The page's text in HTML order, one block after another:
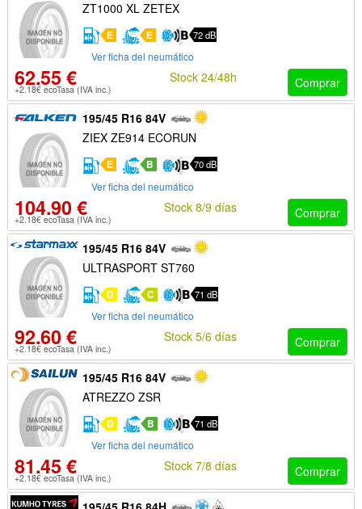
ZT1000 XL ZETEX
E E 72 dB
Ver ficha del neumático
62.55 €
+2.18€ ecoTasa (IVA inc.) Comprar
Stock 24/48h
195/45 R16 84V
ZIEX ZE914 ECORUN
E B 70 dB
Ver ficha del neumático
104.90 €
+2.18€ ecoTasa (IVA inc.) Comprar
Stock 8/9 días
195/45 R16 84V
ULTRASPORT ST760
D C 71 dB
Ver ficha del neumático
92.60 €
+2.18€ ecoTasa (IVA inc.) Comprar
Stock 5/6 días
195/45 R16 84V
ATREZZO ZSR
D B 71 dB
Ver ficha del neumático
81.45 €
+2.18€ ecoTasa (IVA inc.) Comprar
Stock 7/8 días